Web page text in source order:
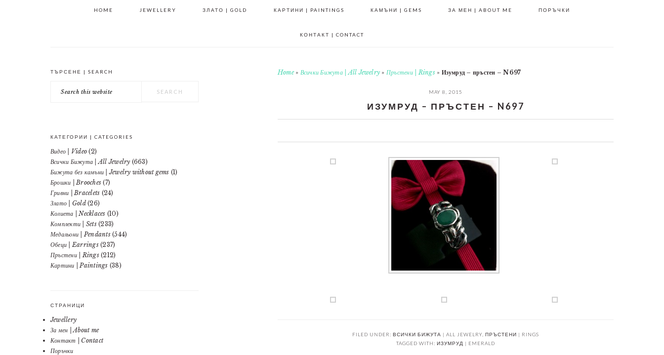
HOME JEWELLERY ЗЛАТО | GOLD КАРТИНИ | PAINTINGS КАМЪНИ | GEMS ЗА МЕН | ABOUT ME ПОРЪЧКИ
КОНТАКТ | CONTACT
Home» Всички Бижута | All Jewelry » Пръстени | Rings» Изумруд – пръстен – N697
MAY 8, 2015
ИЗУМРУД – ПРЪСТЕН – N697
FILED UNDER: ВСИЧКИ БИЖУТА | ALL JEWELRY ПРЪСТЕНИ | RINGS
TAGGED WITH: ИЗУМРУД | EMERALD
PRIMARY
SIDEBAR
ТЪРСЕНЕ | SEARCH
this
КАТЕГОРИИ | CATEGORIES
Видео | Video (2)
Всички Бижута | All Jewelry (663)
Бижута без камъни | Jewelry without gems (1)
Брошки | Brooches (7)
Гривни | Bracelets (24)
Злато | Gold(26)
Колиета | Necklaces (10)
Комплекти | Sets(233)
Медальони | Pendants(544)
Обеци | Earrings(237)
Пръстени | Rings(212)
Картини | Paintings (38)
СТРАНИЦИ
Jewellery
За мен | About me
Контакт | Contact
Поръчки